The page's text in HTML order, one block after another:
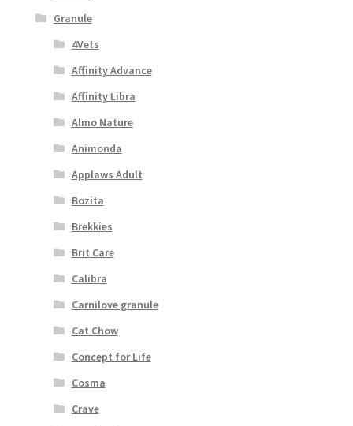
Granule
4Vets
Affinity Advance
Affinity Libra
Almo Nature
Animonda
Applaws Adult
Bozita
Brekkies
Brit Care
Calibra
Carnilove granule
Cat Chow
Concept for Life
Cosma
Crave